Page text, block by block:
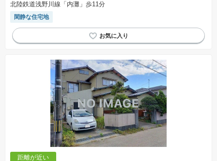
北陸鉄道浅野川線「内灘」歩11分
閑静な住宅地
距離が近い